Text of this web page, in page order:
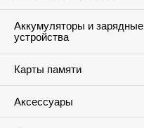
Аккумуляторы и зарядные
устройства
Карты памяти
Аксессуары